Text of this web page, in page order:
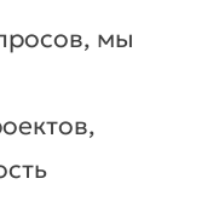
мы